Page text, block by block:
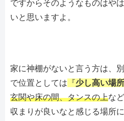
ですからそのようなものはや
いと思いますよ。
家に神棚がないと言う方は、
で位置としては 『 少し高い場所
玄関や床の間、タンスの上な
収まりが良いなと感じる場所